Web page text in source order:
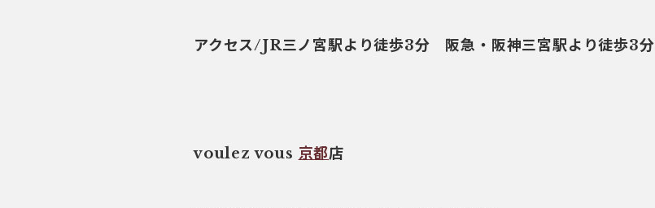
アクセス/JR三ノ宮駅より徒歩3分 阪急・阪神三宮駅より徒歩3分
voulez vous 京都店